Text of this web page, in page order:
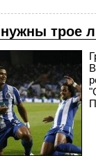
трое